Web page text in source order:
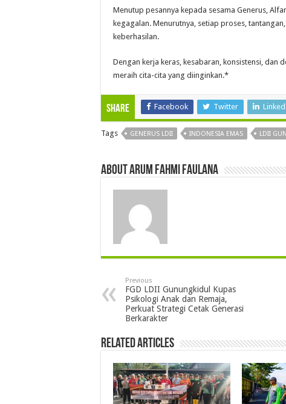
Menutup pesannya kepada sesama Generus,
kegagalan. Menurutnya, setiap proses,
keberhasilan.
Dengan kerja keras, kesabaran, konsistensi, dan
meraih cita-cita yang diinginkan.*
Share Facebook Twitter
Tags GENERUS LDII INDONESIA EMAS LDII
About Arum Fahmi Faulana
Previous
FGD LDII Gunungkidul Kupas
Psikologi Anak dan Remaja,
Perkuat Strategi Cetak Generasi
Berkarakter
Related Articles